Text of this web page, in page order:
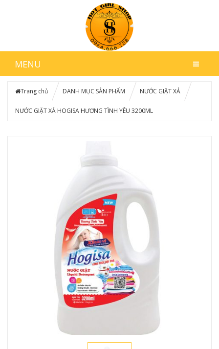
MENU
Trang chủ DANH MỤC SẢN PHẨM NƯỚC GIẶT XẢ
NƯỚC GIẶT XẢ HOGISA HƯƠNG TÌNH YÊU 3200ML